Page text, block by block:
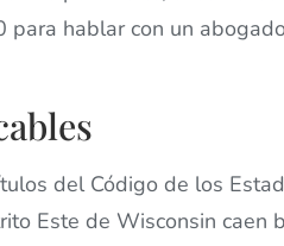
hablar con un
del Código de los
Este de Wisconsin caen